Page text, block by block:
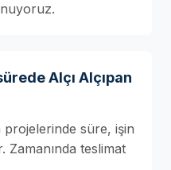
Alçı Alçıpan
projelerinde süre, işin
Zamanında teslimat